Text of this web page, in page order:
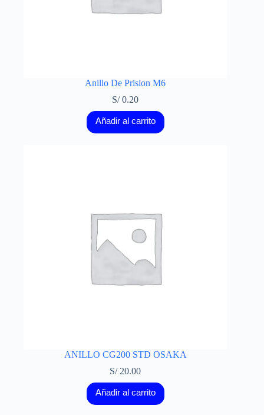
Anillo De Prision M6
S/0.20
Añadir al carrito
ANILLO CG200 STD OSAKA
S/20.00
Añadir al carrito